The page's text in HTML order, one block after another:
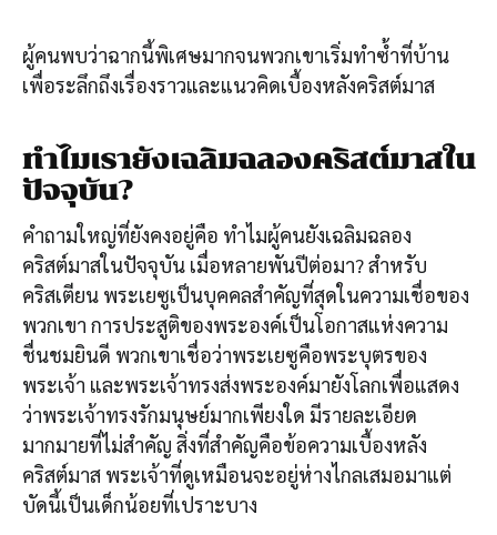
ผู้คนพบว่าฉากนี้พิเศษมากจนพวกเขาเริ่มทำซ้ำที่บ้าน
เพื่อระลึกถึงเรื่องราวและแนวคิดเบื้องหลังคริสต์มาส
ทำไมเรายังเฉลิมฉลองคริสต์มาสใน
ปัจจุบัน?
คำถามใหญ่ที่ยังคงอยู่คือ ทำไมผู้คนยังเฉลิมฉลอง
คริสต์มาสในปัจจุบัน เมื่อหลายพันปีต่อมา? สำหรับ
คริสเตียน พระเยซูเป็นบุคคลสำคัญที่สุดในความเชื่อของ
พวกเขา การประสูติของพระองค์เป็นโอกาสแห่งความ
ชื่นชมยินดี พวกเขาเชื่อว่าพระเยซูคือพระบุตรของ
พระเจ้า และพระเจ้าทรงส่งพระองค์มายังโลกเพื่อแสดง
ว่าพระเจ้าทรงรักมนุษย์มากเพียงใด มีรายละเอียด
มากมายที่ไม่สำคัญ สิ่งที่สำคัญคือข้อความเบื้องหลัง
คริสต์มาส พระเจ้าที่ดูเหมือนจะอยู่ห่างไกลเสมอมาแต่
บัดนี้เป็นเด็กน้อยที่เปราะบาง